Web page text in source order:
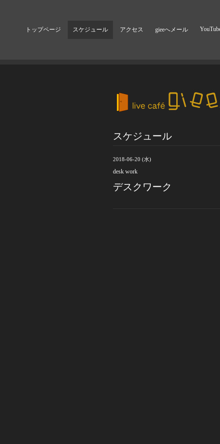
トップページ スケジュール アクセス gieeへメール
スケジュール
2018-06-20 (水)
desk work
デスクワーク